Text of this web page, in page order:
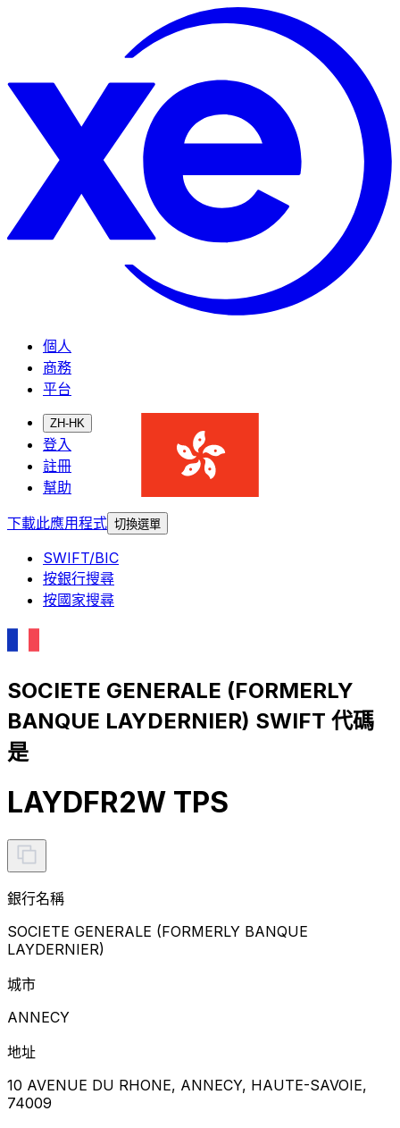
個人
商務
平台
ZH-HK
登入
註冊
幫助
下載此應用程式 切換選單
SWIFT/BIC
按銀行搜尋
按國家搜尋
SOCIETE GENERALE (FORMERLY
BANQUE LAYDERNIER) SWIFT 代碼
是
LAYDFR2W TPS
銀行名稱
SOCIETE GENERALE (FORMERLY BANQUE
LAYDERNIER)
城市
ANNECY
地址
10 AVENUE DU RHONE, ANNECY, HAUTE-SAVOIE,
74009